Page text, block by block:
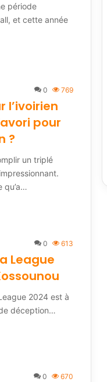
période
et cette année
0 769
l’ivoirien
pour
?
un triplé
qu’a…
0 613
League
2024 est à
déception…
0 670